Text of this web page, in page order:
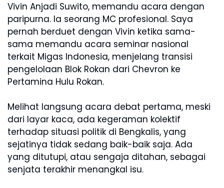
Vivin Anjadi Suwito, memandu acara dengan
paripurna. Ia seorang MC profesional. Saya
pernah berduet dengan Vivin ketika sama-
sama memandu acara seminar nasional
terkait Migas Indonesia, menjelang transisi
pengelolaan Blok Rokan dari Chevron ke
Pertamina Hulu Rokan.
Melihat langsung acara debat pertama, meski
dari layar kaca, ada kegeraman kolektif
terhadap situasi politik di Bengkalis, yang
sejatinya tidak sedang baik-baik saja. Ada
yang ditutupi, atau sengaja ditahan, sebagai
senjata terakhir menangkal isu.